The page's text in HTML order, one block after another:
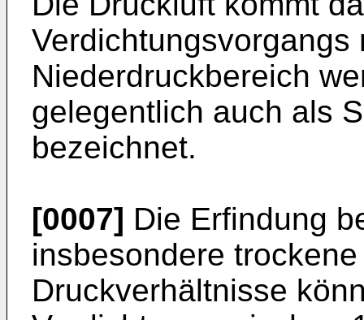
Niederdruckbereich
gelegentlich auch als
bezeichnet.
[0007] Die Erfindung
insbesondere
Druckverhältnisse